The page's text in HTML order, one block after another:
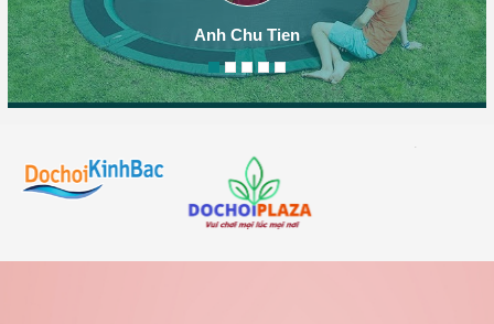
Anh Chu Tien